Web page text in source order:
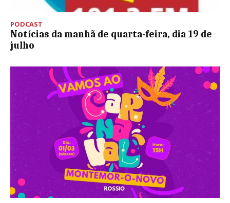
PODCAST
Notícias da manhã de quarta-feira, dia 19 de
julho